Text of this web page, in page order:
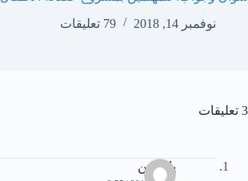
نوفمبر 14, 2018
79 تعليقات
3 تعليقات
ياسمين